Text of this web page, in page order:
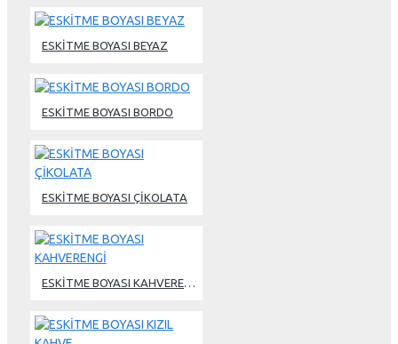
ESKİTME BOYASI BEYAZ
ESKİTME BOYASI BORDO
ESKİTME BOYASI ÇİKOLATA